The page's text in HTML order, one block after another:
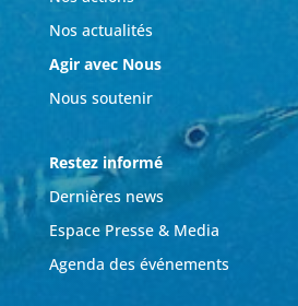
Nos actualités
Agir avec Nous
Nous soutenir
Restez informé
Dernières news
Espace Presse & Media
Agenda des événements